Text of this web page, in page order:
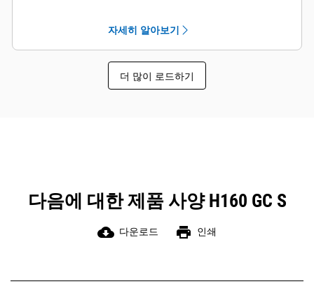
머의 가스 충전 상태를 확인할 수 있습
니다.
정비 영역에 빠르고 간편하게 접근할
수 있어 해머의 정비가 간단합니다.
자세히 알아보기
더 많이 로드하기
다음에 대한 제품 사양 H160 GC S
cloud_download 다운로드 print 인쇄